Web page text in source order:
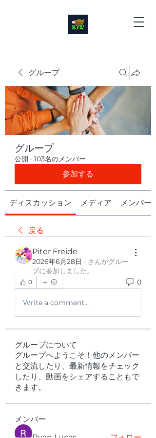
グループ
グループ
公開 · 103名のメンバー
参加する
ディスカッション メディア メンバー
戻る
Piter Freide
2026年6月28日 · さんがグルー
プに参加しました。
0 0
Write a comment...
グループについて
グループへようこそ！他のメンバー
と交流したり、最新情報をチェック
したり、動画をシェアすることもで
きます。
メンバー